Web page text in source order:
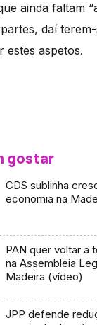
ainda faltam
daí
estes aspetos.
gostar
CDS sublinha
economia na
PAN quer voltar a
na Assembleia
Madeira (vídeo)
JPP defende